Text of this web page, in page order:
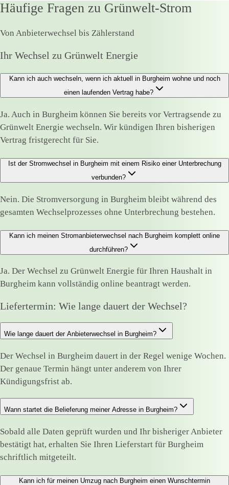
Häufige Fragen zu Grünwelt-Strom
Von Anbieterwechsel bis Zählerstand
Ihr Wechsel zu Grünwelt Energie
Kann ich auch wechseln, wenn ich aktuell in Burgheim wohne und noch
einen laufenden Vertrag habe?
Ja. Auch in Burgheim können Sie bereits vor Vertragsende zu
Grünwelt Energie wechseln. Wir kündigen Ihren bisherigen
Vertrag fristgerecht für Sie.
Ist der Stromwechsel in Burgheim mit einem Risiko einer Unterbrechung
verbunden?
Nein. Die Stromversorgung in Burgheim bleibt während des
gesamten Wechselprozesses ohne Unterbrechung bestehen.
Kann ich meinen Stromanbieterwechsel nach Burgheim komplett online
durchführen?
Ja. Der Wechsel zu Grünwelt Energie für Ihren Haushalt in
Burgheim kann vollständig online beantragt werden.
Liefertermin: Wie lange dauert der Wechsel?
Wie lange dauert der Anbieterwechsel in Burgheim?
Der Wechsel in Burgheim dauert in der Regel wenige Wochen.
Der genaue Termin hängt unter anderem von Ihrer
Kündigungsfrist ab.
Wann startet die Belieferung meiner Adresse in Burgheim?
Sobald alle Daten geprüft wurden und Ihr bisheriger Anbieter
bestätigt hat, erhalten Sie Ihren Lieferstart für Burgheim
schriftlich mitgeteilt.
Kann ich für meinen Umzug nach Burgheim einen Wunschtermin